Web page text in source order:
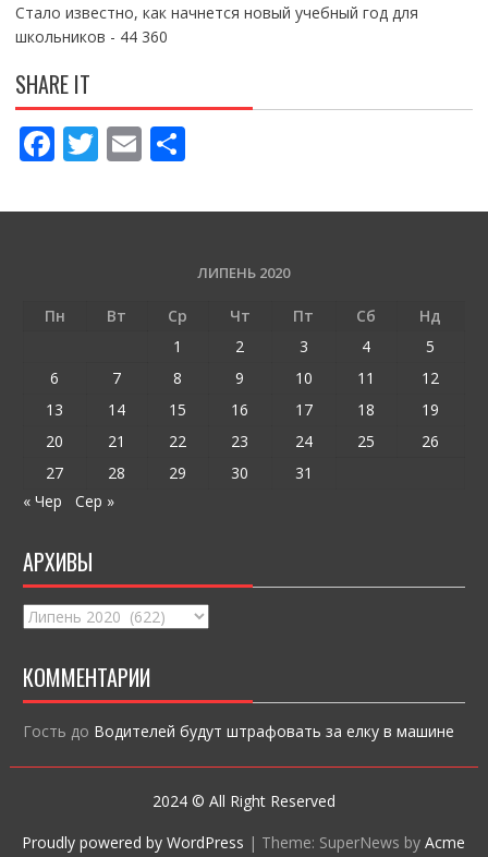
Стало известно, как начнется новый учебный год для
школьников - 44 360
SHARE IT
F
e
o
T
itt
E
ai
П
ді
и
т
ЛИПЕНЬ 2020
Пн Вт Ср Чт Пт Сб
Нд
1
2 3 4
5
6
7 8 9 10 11
12
13
14 15 16 17 18
19
20
21 22 23 24 25
26
27
28 29 30
31
« Чер
Сер »
АРХИВЫ
Архивы
КОММЕНТАРИИ
Гость до Водителей будут штрафовать за елку в машине
2024 © All Right Reserved
Proudly powered by WordPress | Theme: SuperNews byAcme